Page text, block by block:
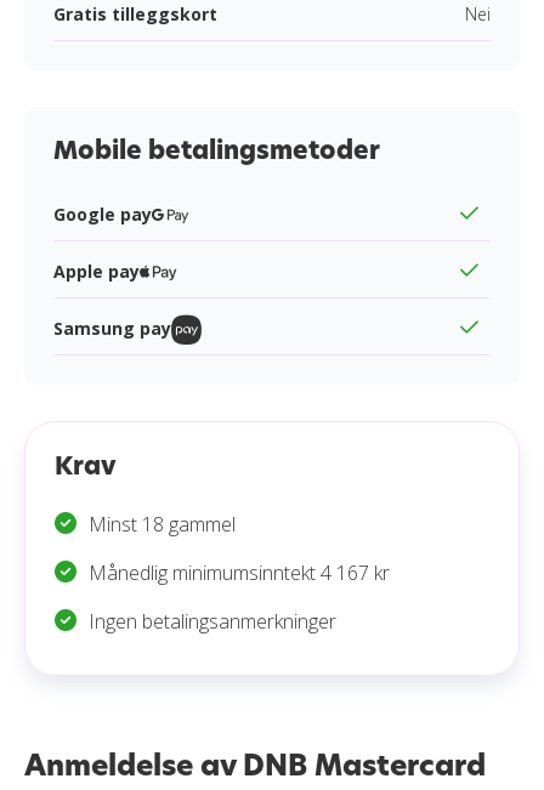
Gratis tilleggskort Nei
Mobile betalingsmetoder
Google pay
Apple pay
Samsung pay
Krav
Minst 18 gammel
Månedlig minimumsinntekt 4 167 kr
Ingen betalingsanmerkninger
Anmeldelse av DNB Mastercard